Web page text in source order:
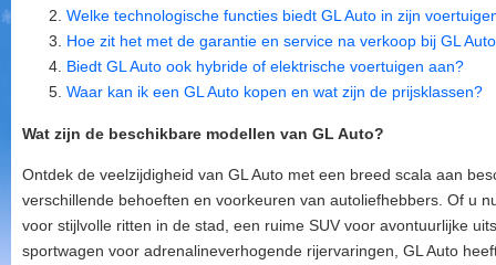
Welke technologische functies biedt GL Auto in zijn
Hoe zit het met de garantie en service na verkoop bij GL
Biedt GL Auto ook hybride of elektrische voertuigen aan?
Waar kan ik een GL Auto kopen en wat zijn de prijsklassen?
Wat zijn de beschikbare modellen van GL Auto?
Ontdek de veelzijdigheid van GL Auto met een breed scala aan
verschillende behoeften en voorkeuren van autoliefhebbers. Of u
voor stijlvolle ritten in de stad, een ruime SUV voor avontuurlijke
sportwagen voor adrenalineverhogende rijervaringen, GL Auto